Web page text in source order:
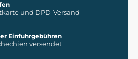
und DPD-Versand
Einfuhrgebühren
versendet